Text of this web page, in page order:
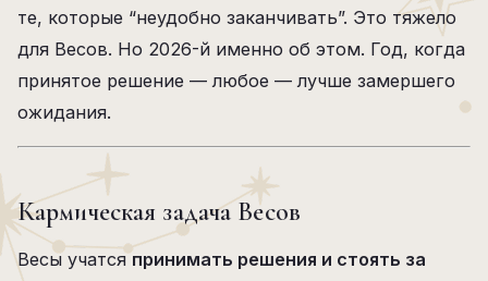
те, которые “неудобно заканчивать”. Это тяжело
для Весов. Но 2026-й именно об этом. Год, когда
принятое решение — любое — лучше замершего
ожидания.
Кармическая задача Весов
Весы учатсяпринимать решения и стоять за